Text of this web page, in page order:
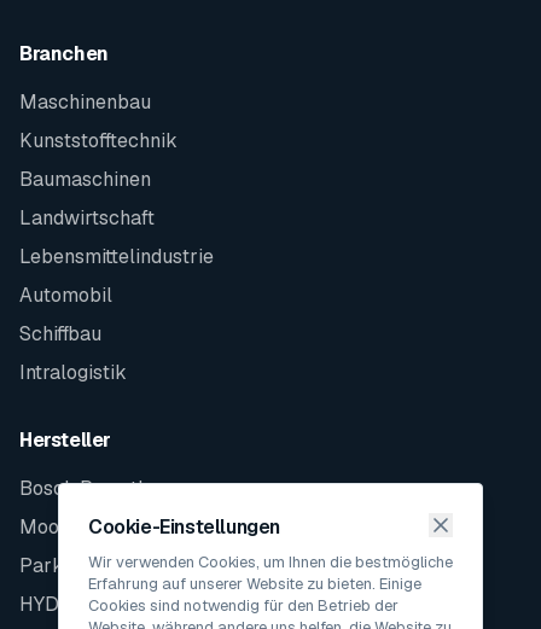
Branchen
Maschinenbau
Kunststofftechnik
Baumaschinen
Landwirtschaft
Lebensmittelindustrie
Automobil
Schiffbau
Intralogistik
Hersteller
Bosch Rexroth
Moog
Parker
HYDAC
Cookie-Einstellungen
Wir verwenden Cookies, um Ihnen die bestmögliche
Erfahrung auf unserer Website zu bieten. Einige
Cookies sind notwendig für den Betrieb der